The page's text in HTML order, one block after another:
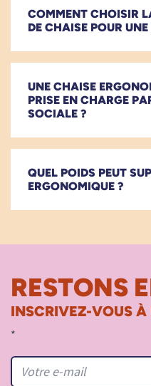
COMMENT CHOISIR
DE CHAISE POUR
UNE CHAISE
PRISE EN CHARGE
SOCIALE ?
QUEL POIDS PEUT
ERGONOMIQUE ?
RESTONS
INSCRIVEZ-VOUS À
*